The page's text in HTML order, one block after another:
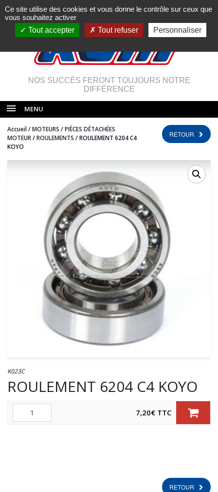
NOS SUCCÈS FERONT TOUJOURS NOTRE
DIFFÉRENCE
MENU
Accueil/MOTEURS /PIÈCES DÉTACHÉES
MOTEUR/ROULEMENTS / ROULEMENT 6204 C4
KOYO
RETOUR
K023C
ROULEMENT 6204 C4 KOYO
Quantité 7,20€ TTC
RETOUR
Ce site utilise des cookies et vous donne le contrôle sur ceux que
vous souhaitez activer
Tout accepter
Tout refuser Personnaliser